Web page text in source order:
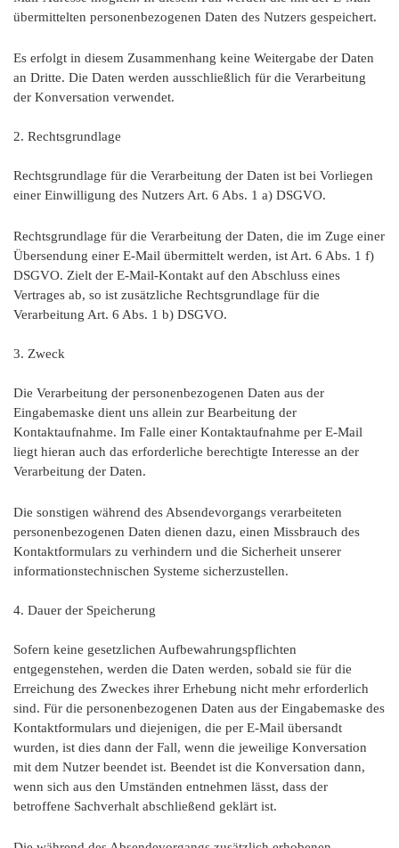
übermittelten personenbezogenen Daten des Nutzers gespeichert.
Es erfolgt in diesem Zusammenhang keine Weitergabe der Daten
an Dritte. Die Daten werden ausschließlich für die Verarbeitung
der Konversation verwendet.
2. Rechtsgrundlage
Rechtsgrundlage für die Verarbeitung der Daten ist bei Vorliegen
einer Einwilligung des Nutzers Art. 6 Abs. 1 a) DSGVO.
Rechtsgrundlage für die Verarbeitung der Daten, die im Zuge einer
Übersendung einer E-Mail übermittelt werden, ist Art. 6 Abs. 1 f)
DSGVO. Zielt der E-Mail-Kontakt auf den Abschluss eines
Vertrages ab, so ist zusätzliche Rechtsgrundlage für die
Verarbeitung Art. 6 Abs. 1 b) DSGVO.
3. Zweck
Die Verarbeitung der personenbezogenen Daten aus der
Eingabemaske dient uns allein zur Bearbeitung der
Kontaktaufnahme. Im Falle einer Kontaktaufnahme per E-Mail
liegt hieran auch das erforderliche berechtigte Interesse an der
Verarbeitung der Daten.
Die sonstigen während des Absendevorgangs verarbeiteten
personenbezogenen Daten dienen dazu, einen Missbrauch des
Kontaktformulars zu verhindern und die Sicherheit unserer
informationstechnischen Systeme sicherzustellen.
4. Dauer der Speicherung
Sofern keine gesetzlichen Aufbewahrungspflichten
entgegenstehen, werden die Daten werden, sobald sie für die
Erreichung des Zweckes ihrer Erhebung nicht mehr erforderlich
sind. Für die personenbezogenen Daten aus der Eingabemaske des
Kontaktformulars und diejenigen, die per E-Mail übersandt
wurden, ist dies dann der Fall, wenn die jeweilige Konversation
mit dem Nutzer beendet ist. Beendet ist die Konversation dann,
wenn sich aus den Umständen entnehmen lässt, dass der
betroffene Sachverhalt abschließend geklärt ist.